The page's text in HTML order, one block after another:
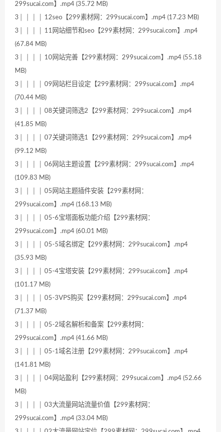
299sucai.com】.mp4 (35.72 MB)
3│ │ │ │ 12seo【299素材网：299sucai.com】.mp4 (17.23 MB)
3│ │ │ │ 11网站细节和seo【299素材网：299sucai.com】.mp4
(67.84 MB)
3│ │ │ │ 10网站完善【299素材网：299sucai.com】.mp4 (55.18
MB)
3│ │ │ │ 09网站栏目设定【299素材网：299sucai.com】.mp4
(70.44 MB)
3│ │ │ │ 08关键词筛选2【299素材网：299sucai.com】.mp4
(41.85 MB)
3│ │ │ │ 07关键词筛选1【299素材网：299sucai.com】.mp4
(99.12 MB)
3│ │ │ │ 06网站主题设置【299素材网：299sucai.com】.mp4
(109.83 MB)
3│ │ │ │ 05网站主题插件安装【299素材网：
299sucai.com】.mp4 (168.13 MB)
3│ │ │ │ 05-6宝塔面板功能介绍【299素材网：
299sucai.com】.mp4 (60.01 MB)
3│ │ │ │ 05-5域名绑定【299素材网：299sucai.com】.mp4
(35.93 MB)
3│ │ │ │ 05-4宝塔安装【299素材网：299sucai.com】.mp4
(101.17 MB)
3│ │ │ │ 05-3VPS购买【299素材网：299sucai.com】.mp4
(71.37 MB)
3│ │ │ │ 05-2域名解析和备案【299素材网：
299sucai.com】.mp4 (41.66 MB)
3│ │ │ │ 05-1域名注册【299素材网：299sucai.com】.mp4
(141.81 MB)
3│ │ │ │ 04网站盈利【299素材网：299sucai.com】.mp4 (52.66
MB)
3│ │ │ │ 03大流量网站流量价值【299素材网：
299sucai.com】.mp4 (33.04 MB)